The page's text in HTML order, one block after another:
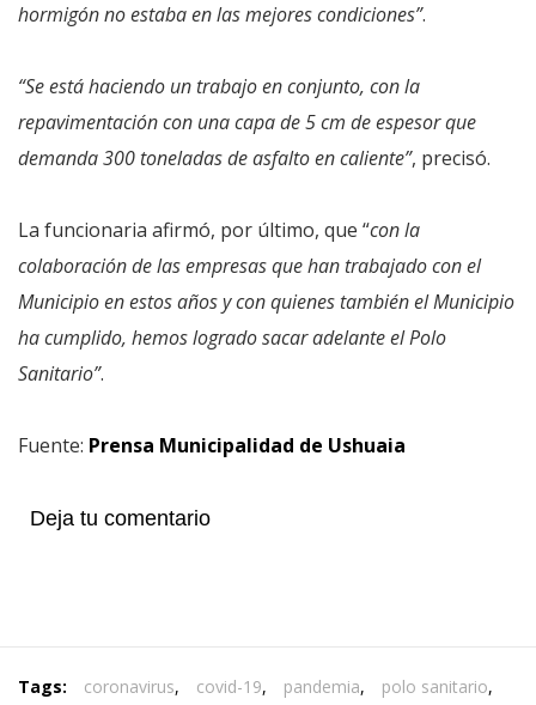
hormigón no estaba en las mejores condiciones”.
“Se está haciendo un trabajo en conjunto, con la
repavimentación con una capa de 5 cm de espesor que
demanda 300 toneladas de asfalto en caliente”, precisó.
La funcionaria afirmó, por último, que “con la
colaboración de las empresas que han trabajado con el
Municipio en estos años y con quienes también el Municipio
ha cumplido, hemos logrado sacar adelante el Polo
Sanitario”.
Fuente: Prensa Municipalidad de Ushuaia
Deja tu comentario
Tags: coronavirus, covid-19, pandemia, polo sanitario,